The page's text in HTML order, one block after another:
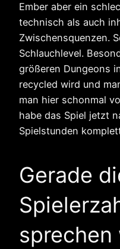
Ember aber ein
technisch als auch
Zwischensquenzen.
Schlauchlevel.
größeren Dungeons
recycled wird und
man hier schonmal
habe das Spiel jetzt
Spielstunden
Gerade
sprechen